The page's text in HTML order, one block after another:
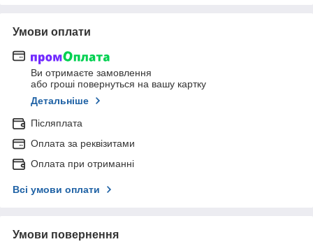
Умови оплати
Ви отримаєте замовлення
або гроші повернуться на вашу картку
Детальніше
Післяплата
Оплата за реквізитами
Оплата при отриманні
Всі умови оплати
Умови повернення